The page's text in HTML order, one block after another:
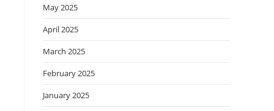
May 2025
April 2025
March 2025
February 2025
January 2025